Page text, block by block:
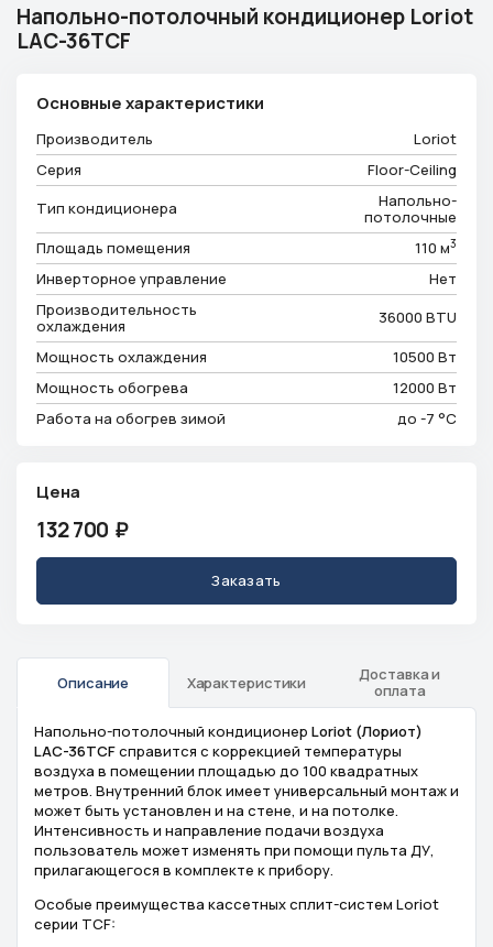
Напольно-потолочный кондиционер Loriot
LAC-36TCF
Основные характеристики
Производитель
Loriot
Серия
Floor-Ceiling
Тип кондиционера
Напольно-
потолочные
Площадь помещения
110 м3
Инверторное управление
Нет
Производительность
охлаждения
36000 BTU
Мощность охлаждения
10500 Вт
Мощность обогрева
12000 Вт
Работа на обогрев зимой
до -7 °C
Цена
132 700 ₽
Заказать
Описание Характеристики
Доставка и
оплата
Напольно-потолочный кондиционер Loriot (Лориот)
LAC-36TCFсправится с коррекцией температуры
воздуха в помещении площадью до 100 квадратных
метров. Внутренний блок имеет универсальный монтаж и
может быть установлен и на стене, и на потолке.
Интенсивность и направление подачи воздуха
пользователь может изменять при помощи пульта ДУ,
прилагающегося в комплекте к прибору.
Особые преимущества кассетных сплит-систем Loriot
серии TCF: